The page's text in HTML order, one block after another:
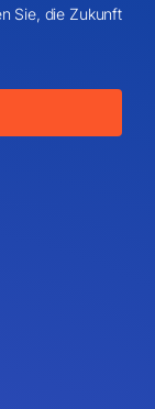
Sie, die Zukunft